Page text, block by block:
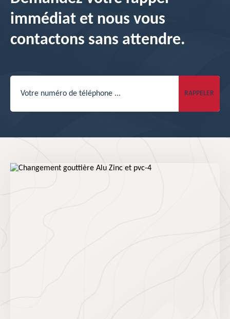
immédiat et nous vous
contactons sans attendre.